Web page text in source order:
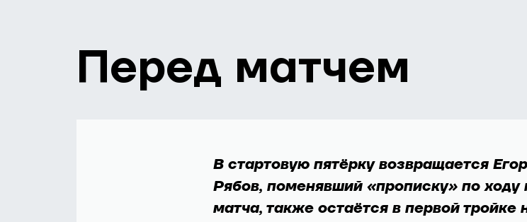
Перед матчем
В стартовую пятёрку возвращается
Рябов, поменявший «прописку» по ходу
матча, также остаётся в первой тройке